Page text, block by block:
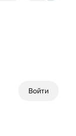
Войти